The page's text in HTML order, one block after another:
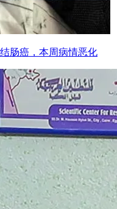
肠癌，本周病情恶化